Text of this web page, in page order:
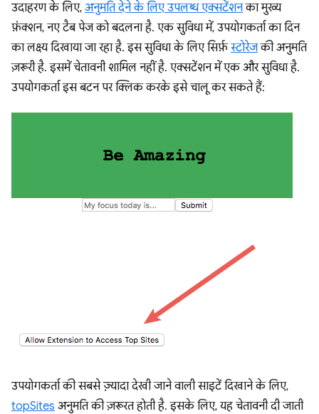
उदाहरण के लिए, अनुमति देने के लिए उपलब्ध एक्सटेंशनका मुख्य
फ़ंक्शन, नए टैब पेज को बदलना है. एक सुविधा में, उपयोगकर्ता का दिन
का लक्ष्य दिखाया जा रहा है. इस सुविधा के लिए सिर्फ़स्टोरेजकी अनुमति
ज़रूरी है. इसमें चेतावनी शामिल नहीं है. एक्सटेंशन में एक और सुविधा है.
उपयोगकर्ता इस बटन पर क्लिक करके इसे चालू कर सकते हैं:
उपयोगकर्ता की सबसे ज़्यादा देखी जाने वाली साइटें दिखाने के लिए,
topSites अनुमति की ज़रूरत होती है. इसके लिए, यह चेतावनी दी जाती